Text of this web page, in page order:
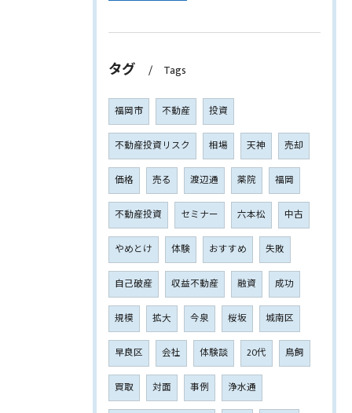
タグ Tags
福岡市 不動産 投資
不動産投資リスク 相場 天神 売却
価格 売る 渡辺通 薬院 福岡
不動産投資 セミナー 六本松 中古
やめとけ 体験 おすすめ 失敗
自己破産 収益不動産 融資 成功
規模 拡大 今泉 桜坂 城南区
早良区 会社 体験談 20代 鳥飼
買取 対面 事例 浄水通